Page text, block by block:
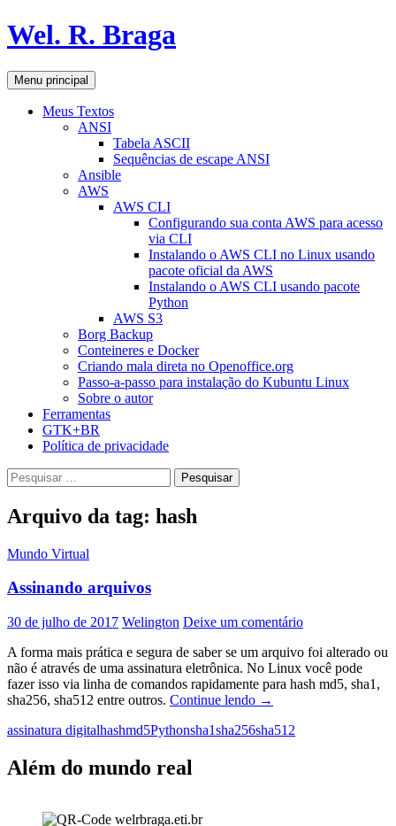
Pular
para
conteúdo
Wel. R. Braga
Pesquisar
Menu principal
Meus Textos
ANSI
Tabela ASCII
Sequências de escape ANSI
Ansible
AWS
AWS CLI
Configurando sua conta AWS para acesso
via CLI
Instalando o AWS CLI no Linux usando
pacote oficial da AWS
Instalando o AWS CLI usando pacote
Python
AWS S3
Borg Backup
Conteineres e Docker
Criando mala direta no Openoffice.org
Passo-a-passo para instalação do Kubuntu Linux
Sobre o autor
Ferramentas
GTK+BR
Política de privacidade
Pesquisar
por:
Arquivo da tag: hash
Mundo Virtual
Assinando arquivos
30 de julho de 2017 Welington Deixe um comentário
A forma mais prática e segura de saber se um arquivo foi alterado ou
não é através de uma assinatura eletrônica. No Linux você pode
fazer isso via linha de comandos rapidamente para hash md5, sha1,
sha256, sha512 entre outros. Continue lendo Assinando
→
assinatura digitalhashmd5Pythonsha1sha256sha512
Além do mundo real